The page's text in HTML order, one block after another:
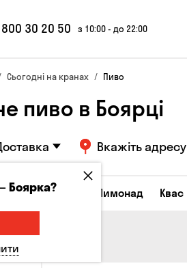
30 20 50 з 10:00 - до 22:00
Сьогодні на кранах Пиво
пиво в Боярці
Вкажіть адресу
Сидр Лимонад Квас
Боярка?